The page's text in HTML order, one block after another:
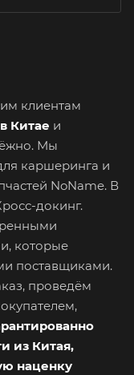
клиентам
Китае и
Мы
каршеринга и
NoName. В
докинг.
которые
поставщиками.
проведём
из Китая,
наценку